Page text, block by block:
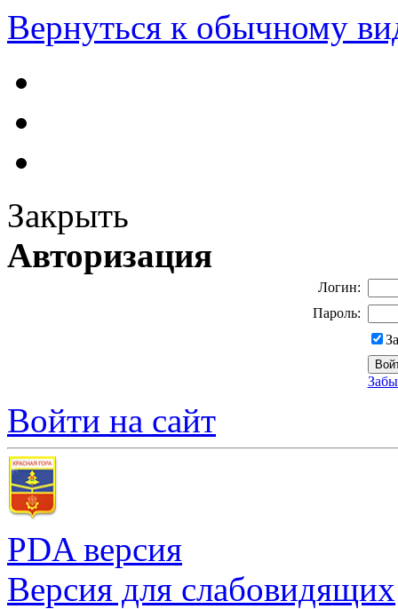
Вернуться к обычному
Закрыть
Авторизация
Логин:
Пароль:
Войти на сайт
PDA версия
Версия для слабовидящих